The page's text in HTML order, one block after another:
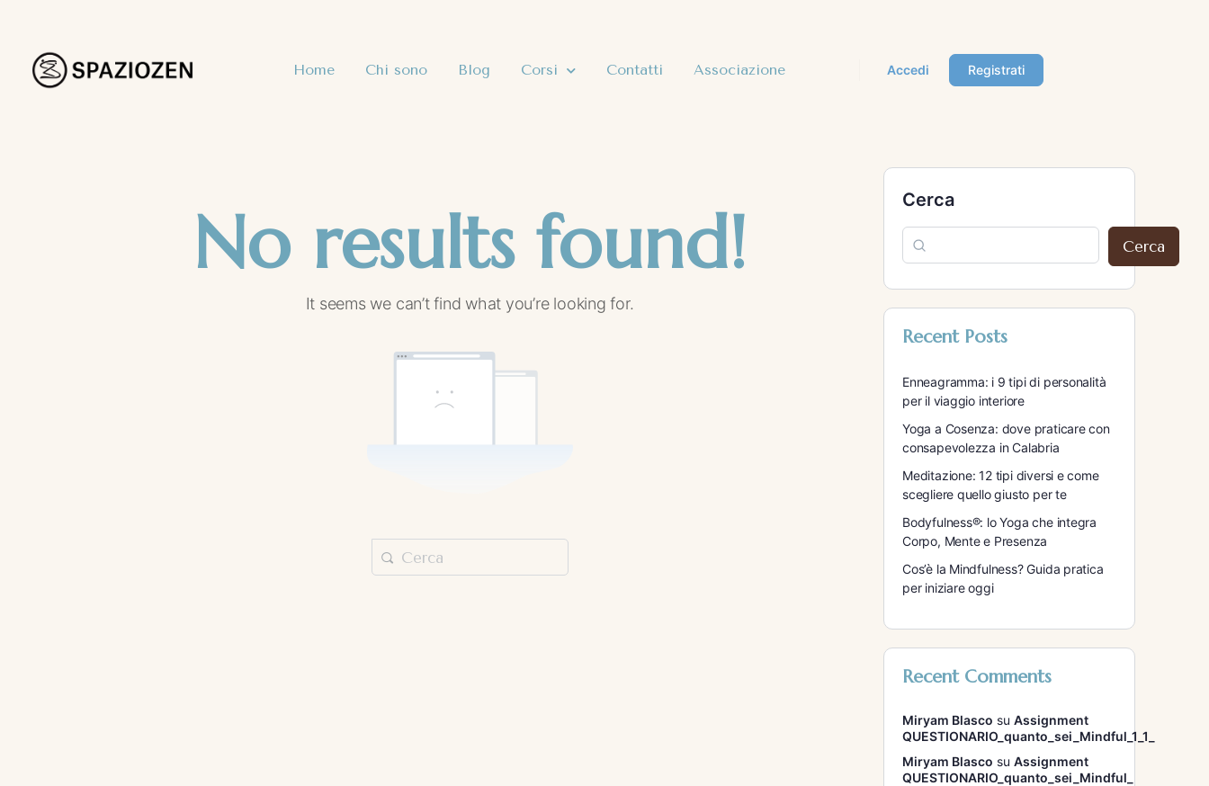
Home Chi sono Blog Corsi Contatti Associazione Accedi Registrati
No results found!
It seems we can’t find what you’re looking for.
Cerca
Cerca
Recent Posts
Enneagramma: i 9 tipi di personalità
per il viaggio interiore
Yoga a Cosenza: dove praticare con
consapevolezza in Calabria
Meditazione: 12 tipi diversi e come
scegliere quello giusto per te
Bodyfulness®: lo Yoga che integra
Corpo, Mente e Presenza
Cos’è la Mindfulness? Guida pratica
per iniziare oggi
Recent Comments
Miryam Blasco su Assignment
QUESTIONARIO_quanto_sei_Mindful_1_1_
Miryam Blasco su Assignment
QUESTIONARIO_quanto_sei_Mindful_